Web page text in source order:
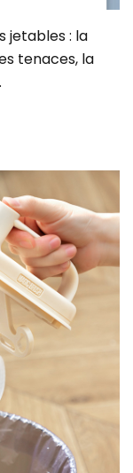
jetables : la
tenaces, la